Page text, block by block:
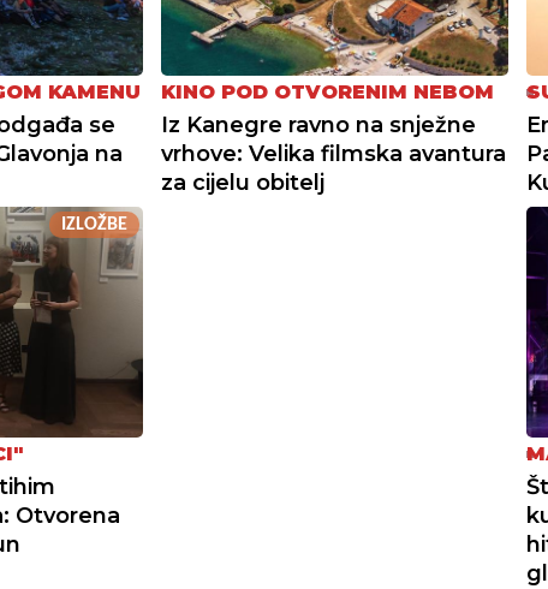
KAMENU
se
na
KINO POD OTVORENIM NEBOM
Iz Kanegre ravno na snježne
vrhove: Velika filmska avantura
za cijelu obitelj
IZLOŽBE
Otvorena